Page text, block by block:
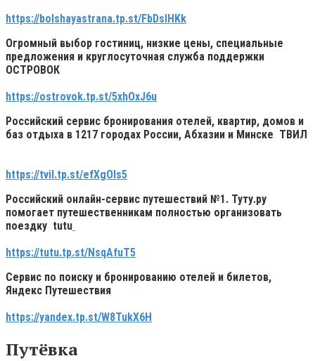
https://bolshayastrana.tp.st/FbDslHKk
Огромный выбор гостиниц, низкие цены, специальные
предложения и круглосуточная служба поддержки
ОСТРОВОК
https://ostrovok.tp.st/5xhOxJ6u
Российский сервис бронирования отелей, квартир, домов и
баз отдыха в 1217 городах России, Абхазии и Минске ТВИЛ
https://tvil.tp.st/efXgOls5
Российский онлайн-сервис путешествий №1. Туту.ру
помогает путешественникам полностью организовать
поездку tutu
https://tutu.tp.st/NsqAfuT5
Сервис по поиску и бронированию отелей и билетов,
Яндекс Путешествия
https://yandex.tp.st/W8TukX6H
Путёвка